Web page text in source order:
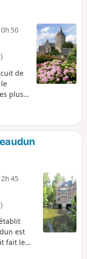
0h 50
de
plus
sur
2h 45
est
fait le